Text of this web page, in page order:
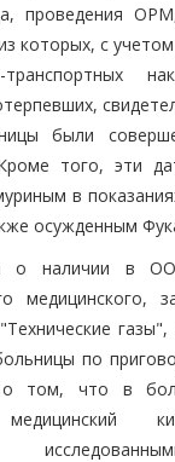
проведения
которых, с
были
того, эти
в
осужденным
о наличии в
медицинского,
по
о том, что в